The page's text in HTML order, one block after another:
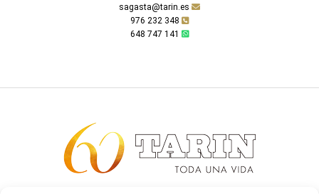
sagasta@tarin.es
976 232 348
648 747 141